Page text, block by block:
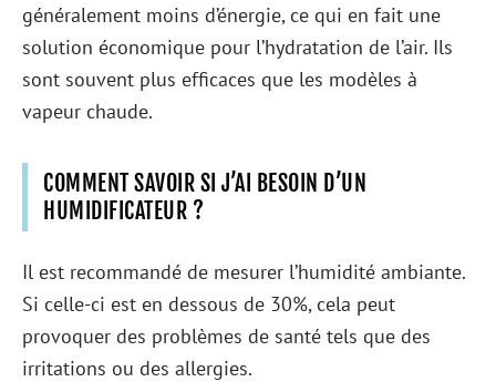
généralement moins d’énergie, ce qui en fait une
solution économique pour l’hydratation de l’air. Ils
sont souvent plus efficaces que les modèles à
vapeur chaude.
COMMENT SAVOIR SI J’AI BESOIN D’UN
HUMIDIFICATEUR ?
Il est recommandé de mesurer l’humidité ambiante.
Si celle-ci est en dessous de 30%, cela peut
provoquer des problèmes de santé tels que des
irritations ou des allergies.